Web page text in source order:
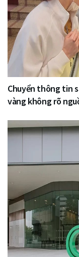
Chuyển thông tin
vàng không rõ